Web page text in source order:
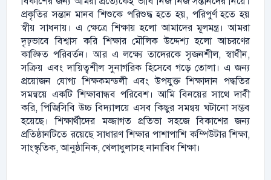
প্রকৃতির সন্তান মানব শিশুকে পরিশুদ্ধ হতে হয়, পরিপুর্ণ হতে হয়
স্বীয় সাধনায়। এ ক্ষেত্রে শিক্ষায় হলো আমাদের মূলমন্ত্র। আমরা
দৃঢ়ভাবে বিশ্বাস করি শিক্ষার মৌলিক উদ্দেশ্য হলো আচরণের
কাঙ্ক্ষিত পরিবর্তন। আর এ লক্ষ্যে তাদেরকে সৃজনশীল, স্বাধীন,
সক্রিয় এবং দায়িত্বশীল সুনাগরিক হিসেবে গড়ে তোলা। এ জন্য
প্রয়োজন যোগ্য শিক্ষকমন্ডলী এবং উপযুক্ত শিক্ষাদান পদ্ধতির
সমন্বয়ে একটি শিক্ষাবান্ধব পরিবেশ। আমি বিনয়ের সাথে দাবী
করি, পিজিসিবি উচ্চ বিদ্যালয়ে এসব কিছুর সমন্বয় ঘটানো সম্ভব
হয়েছে। শিক্ষার্থীদের মজ্জাগত প্রতিভা সহজে বিকাশের জন্য
প্রতিষ্ঠানটিতে রয়েছে সাধারণ শিক্ষার পাশাপাশি কম্পিউটার শিক্ষা,
সাংস্কৃতিক, আনুষ্ঠানিক, খেলাধুলাসহ নানাবিধ শিক্ষা।